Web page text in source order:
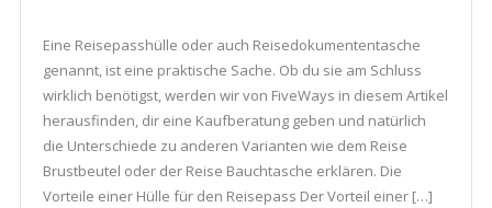
Eine Reisepasshülle oder auch Reisedokumententasche
genannt, ist eine praktische Sache. Ob du sie am Schluss
wirklich benötigst, werden wir von FiveWays in diesem Artikel
herausfinden, dir eine Kaufberatung geben und natürlich
die Unterschiede zu anderen Varianten wie dem Reise
Brustbeutel oder der Reise Bauchtasche erklären. Die
Vorteile einer Hülle für den Reisepass Der Vorteil einer […]